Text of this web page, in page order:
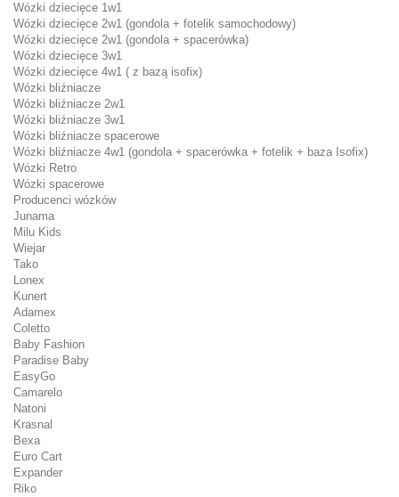
Wózki dziecięce 1w1
Wózki dziecięce 2w1 (gondola + fotelik samochodowy)
Wózki dziecięce 2w1 (gondola + spacerówka)
Wózki dziecięce 3w1
Wózki dziecięce 4w1 ( z bazą isofix)
Wózki bliźniacze
Wózki bliźniacze 2w1
Wózki bliźniacze 3w1
Wózki bliźniacze spacerowe
Wózki bliźniacze 4w1 (gondola + spacerówka + fotelik + baza Isofix)
Wózki Retro
Wózki spacerowe
Producenci wózków
Junama
Milu Kids
Wiejar
Tako
Lonex
Kunert
Adamex
Coletto
Baby Fashion
Paradise Baby
EasyGo
Camarelo
Natoni
Krasnal
Bexa
Euro Cart
Expander
Riko